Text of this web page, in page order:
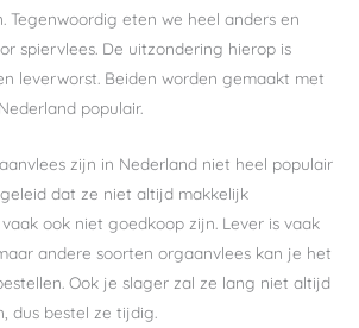
Tegenwoordig eten we heel anders en
spiervlees. De uitzondering hierop is
leverworst. Beiden worden gemaakt met
populair.
zijn in Nederland niet heel populair
dat ze niet altijd makkelijk
ook niet goedkoop zijn. Lever is vaak
andere soorten orgaanvlees kan je het
Ook je slager zal ze lang niet altijd
dus bestel ze tijdig.